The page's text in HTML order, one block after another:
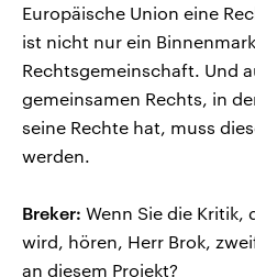
Europäische Union eine
ist nicht nur ein
Rechtsgemeinschaft. Und
gemeinsamen Rechts, in
seine Rechte hat, muss
werden.
Breker: Wenn Sie die Kritik,
wird, hören, Herr Brok,
an diesem Projekt?